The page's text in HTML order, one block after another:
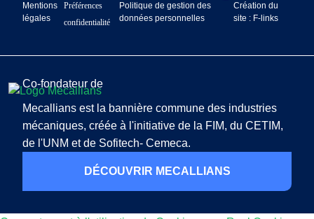
Mentions
légales
Préférences
confidentialité
Politique de gestion des
données personnelles
Création du
site : F-links
Co-fondateur de
Mecallians est la bannière commune des industries
mécaniques, créée à l'initiative de la FIM, du CETIM,
de l'UNM et de Sofitech- Cemeca.
DÉCOUVRIR MECALLIANS